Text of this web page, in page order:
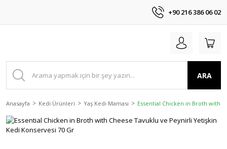
+90 216 386 06 02
ARA
Anasayfa Kedi Ürünleri Yaş Kedi Maması Essential Chicken in Broth with